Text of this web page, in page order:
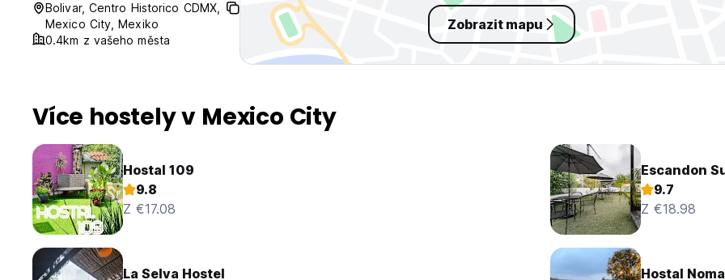
Bolivar, Centro Historico CDMX,
Mexico City, Mexiko
0.4km z vašeho města
Zobrazit mapu
Více hostely v Mexico City
Hostal 109
9.8
Z €17.08
Escandon
9.7
Z €18.98
La Selva Hostel
Hostal